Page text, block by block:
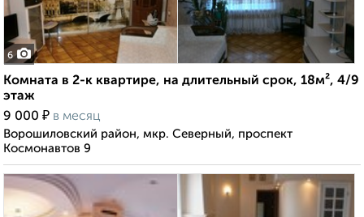
6
Комната в 2-к квартире, на длительный срок, 18м², 4/9
этаж
9 000 ₽ в месяц
Ворошиловский район, мкр. Северный, проспект
Космонавтов 9